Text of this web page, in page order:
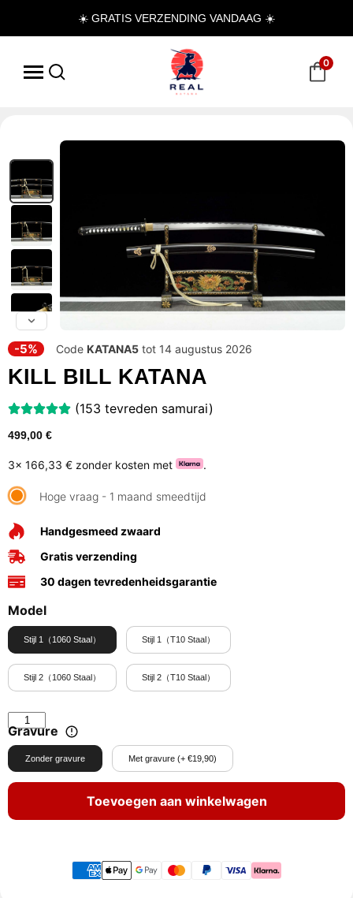
☀️ GRATIS VERZENDING VANDAAG ☀️
0
-5% Code KATANA5 tot 14 augustus 2026
KILL BILL KATANA
(153 tevreden samurai)
499,00 €
3x 166,33 € zonder kosten met .
Hoge vraag - 1 maand smeedtijd
Handgesmeed zwaard
Gratis verzending
30 dagen tevredenheidsgarantie
Model
Stijl 1（1060 Staal） Stijl 1（T10 Staal）
Stijl 2（1060 Staal） Stijl 2（T10 Staal）
Gravure
Zonder gravure Met gravure (+ €19,90)
Toevoegen aan winkelwagen